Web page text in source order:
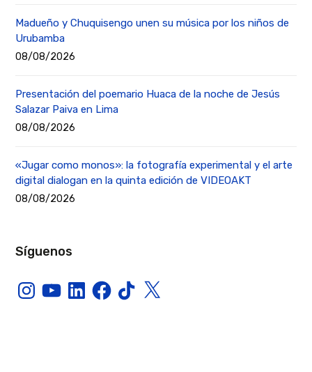
Madueño y Chuquisengo unen su música por los niños de
Urubamba
08/08/2026
Presentación del poemario Huaca de la noche de Jesús
Salazar Paiva en Lima
08/08/2026
«Jugar como monos»: la fotografía experimental y el arte
digital dialogan en la quinta edición de VIDEOAKT
08/08/2026
Síguenos
InstagramYouTubeLinkedInFacebook
TikTokX